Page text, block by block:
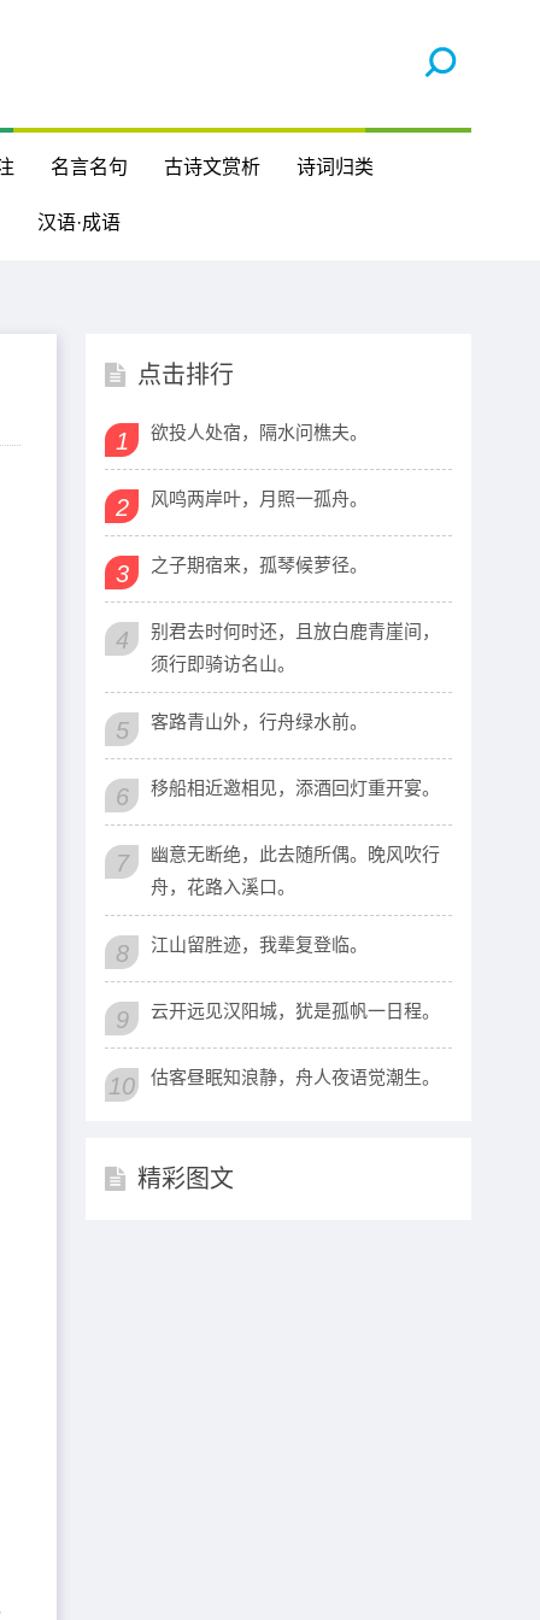
名言名句 古诗文赏析 诗词归类
汉语·成语
点击排行
1 欲投人处宿，隔水问樵夫。
2 风鸣两岸叶，月照一孤舟。
3 之子期宿来，孤琴候萝径。
4
别君去时何时还，且放白鹿青崖间，
须行即骑访名山。
5 客路青山外，行舟绿水前。
6 移船相近邀相见，添酒回灯重开宴。
7
幽意无断绝，此去随所偶。晚风吹行
舟，花路入溪口。
8 江山留胜迹，我辈复登临。
9 云开远见汉阳城，犹是孤帆一日程。
10 估客昼眠知浪静，舟人夜语觉潮生。
精彩图文